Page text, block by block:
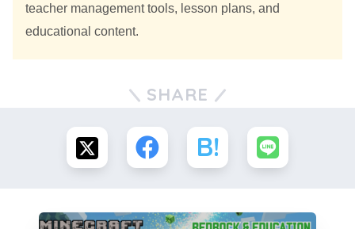
teacher management tools, lesson plans, and
educational content.
SHARE